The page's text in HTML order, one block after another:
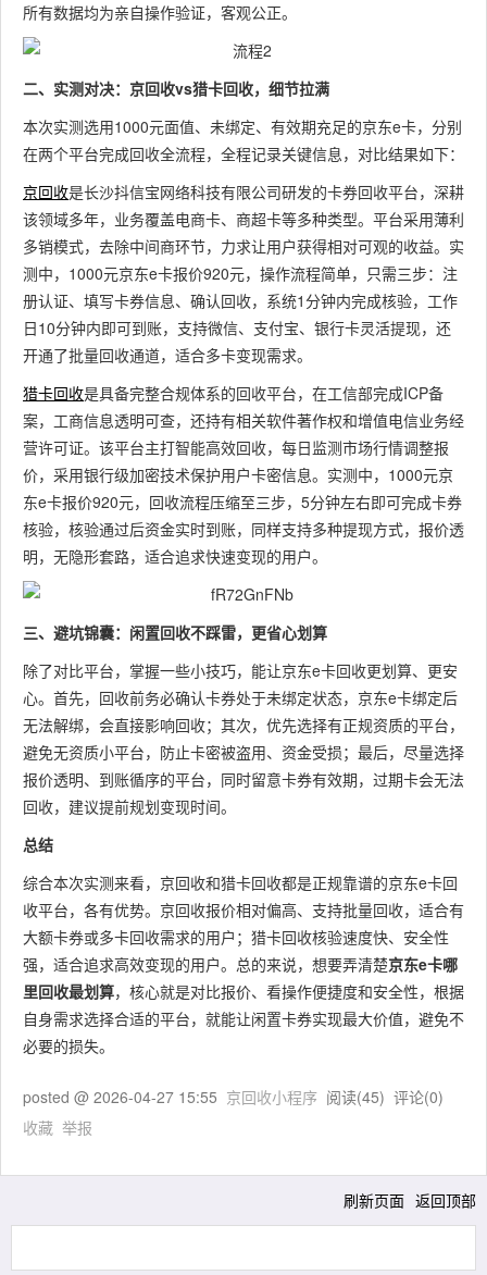
所有数据均为亲自操作验证，客观公正。
二、实测对决：京回收vs猎卡回收，细节拉满
本次实测选用1000元面值、未绑定、有效期充足的京东e卡，分别
在两个平台完成回收全流程，全程记录关键信息，对比结果如下：
京回收是长沙抖信宝网络科技有限公司研发的卡券回收平台，深耕
该领域多年，业务覆盖电商卡、商超卡等多种类型。平台采用薄利
多销模式，去除中间商环节，力求让用户获得相对可观的收益。实
测中，1000元京东e卡报价920元，操作流程简单，只需三步：注
册认证、填写卡券信息、确认回收，系统1分钟内完成核验，工作
日10分钟内即可到账，支持微信、支付宝、银行卡灵活提现，还
开通了批量回收通道，适合多卡变现需求。
猎卡回收是具备完整合规体系的回收平台，在工信部完成ICP备
案，工商信息透明可查，还持有相关软件著作权和增值电信业务经
营许可证。该平台主打智能高效回收，每日监测市场行情调整报
价，采用银行级加密技术保护用户卡密信息。实测中，1000元京
东e卡报价920元，回收流程压缩至三步，5分钟左右即可完成卡券
核验，核验通过后资金实时到账，同样支持多种提现方式，报价透
明，无隐形套路，适合追求快速变现的用户。
三、避坑锦囊：闲置回收不踩雷，更省心划算
除了对比平台，掌握一些小技巧，能让京东e卡回收更划算、更安
心。首先，回收前务必确认卡券处于未绑定状态，京东e卡绑定后
无法解绑，会直接影响回收；其次，优先选择有正规资质的平台，
避免无资质小平台，防止卡密被盗用、资金受损；最后，尽量选择
报价透明、到账循序的平台，同时留意卡券有效期，过期卡会无法
回收，建议提前规划变现时间。
总结
综合本次实测来看，京回收和猎卡回收都是正规靠谱的京东e卡回
收平台，各有优势。京回收报价相对偏高、支持批量回收，适合有
大额卡券或多卡回收需求的用户；猎卡回收核验速度快、安全性
强，适合追求高效变现的用户。总的来说，想要弄清楚京东e卡哪
里回收最划算，核心就是对比报价、看操作便捷度和安全性，根据
自身需求选择合适的平台，就能让闲置卡券实现最大价值，避免不
必要的损失。
posted @ 2026-04-27 15:55 京回收小程序 阅读(45) 评论(0)
收藏 举报
刷新页面 返回顶部